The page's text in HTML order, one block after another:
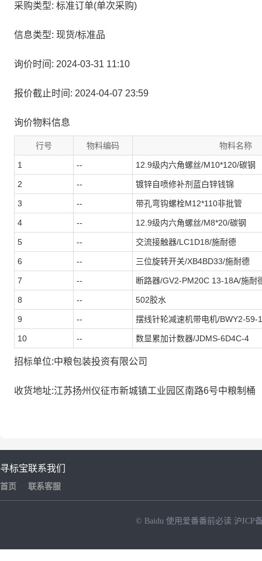
采购类型: 标准订单(单次采购)
信息类型: 现货/标准品
询价时间: 2024-03-31 11:10
报价截止时间: 2024-04-07 23:59
询价物料信息
行号 物料编码 物料名称
1 -- 12.9级内六角螺丝/M10*120/碳钢
2 -- 镀锌自喷修补剂蓝白锌钱锦
3 -- 带孔弯钩螺栓M12*110非批管
4 -- 12.9级内六角螺丝/M8*20/碳钢
5 -- 交流接触器/LC1D18/施耐德
6 -- 三位旋转开关/XB4BD33/施耐德
7 -- 断路器/GV2-PM20C 13-18A/施耐
8 -- 502胶水
9 -- 摆线针轮减速机带电机/BWY2-59-
10 -- 数显累加计数器/JDMS-6D4C-4
招标单位:中粮包装投资有限公司
收货地址:江苏扬州仪征市新城镇工业园区南路6号中粮制桶
寻标宝
首页
联系我们
联系客服
© Baidu 使用爱番番前必读 沪ICP